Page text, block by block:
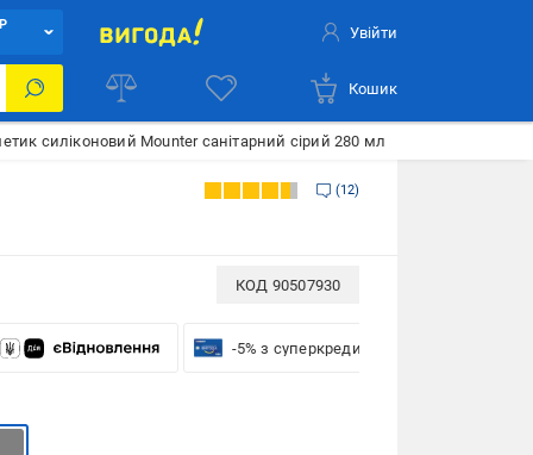
Увійти
Кошик
силіконовий Mounter санітарний сірий 280 мл
12
КОД 90507930
-5% з суперкредиткою VISA Вигода